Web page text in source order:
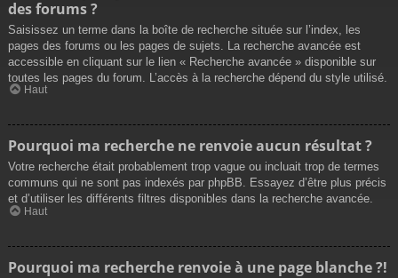
des forums ?
Saisissez un terme dans la boîte de recherche située sur l’index, les
pages des forums ou les pages de sujets. La recherche avancée est
accessible en cliquant sur le lien « Recherche avancée » disponible sur
toutes les pages du forum. L’accès à la recherche dépend du style utilisé.
Haut
Pourquoi ma recherche ne renvoie aucun résultat ?
Votre recherche était probablement trop vague ou incluait trop de termes
communs qui ne sont pas indexés par phpBB. Essayez d’être plus précis
et d’utiliser les différents filtres disponibles dans la recherche avancée.
Haut
Pourquoi ma recherche renvoie à une page blanche ?!